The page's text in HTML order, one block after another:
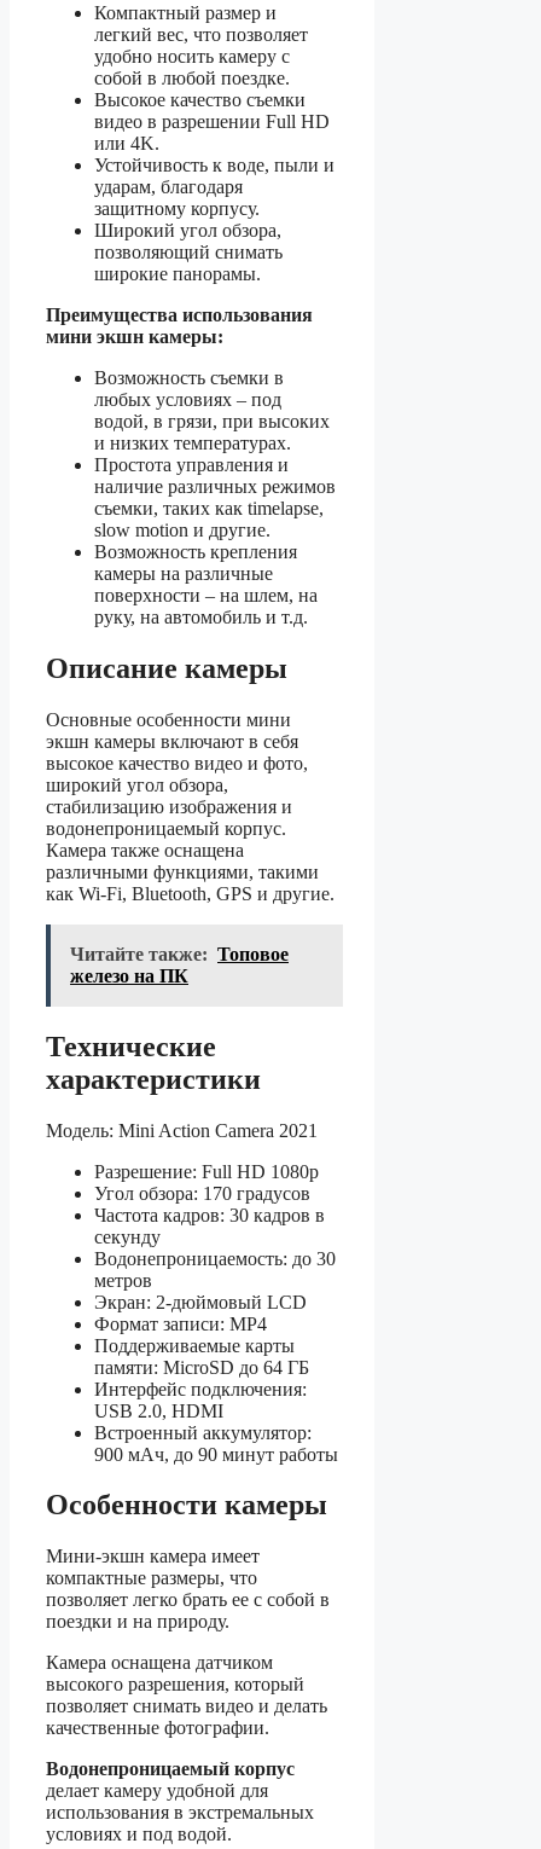
Компактный размер и
легкий вес, что позволяет
удобно носить камеру с
собой в любой поездке.
Высокое качество съемки
видео в разрешении Full HD
или 4K.
Устойчивость к воде, пыли и
ударам, благодаря
защитному корпусу.
Широкий угол обзора,
позволяющий снимать
широкие панорамы.
Преимущества использования
мини экшн камеры:
Возможность съемки в
любых условиях – под
водой, в грязи, при высоких
и низких температурах.
Простота управления и
наличие различных режимов
съемки, таких как timelapse,
slow motion и другие.
Возможность крепления
камеры на различные
поверхности – на шлем, на
руку, на автомобиль и т.д.
Описание камеры
Основные особенности мини
экшн камеры включают в себя
высокое качество видео и фото,
широкий угол обзора,
стабилизацию изображения и
водонепроницаемый корпус.
Камера также оснащена
различными функциями, такими
как Wi-Fi, Bluetooth, GPS и другие.
Читайте также: Топовое
железо на ПК
Технические
характеристики
Модель: Mini Action Camera 2021
Разрешение: Full HD 1080p
Угол обзора: 170 градусов
Частота кадров: 30 кадров в
секунду
Водонепроницаемость: до 30
метров
Экран: 2-дюймовый LCD
Формат записи: MP4
Поддерживаемые карты
памяти: MicroSD до 64 ГБ
Интерфейс подключения:
USB 2.0, HDMI
Встроенный аккумулятор:
900 мАч, до 90 минут работы
Особенности камеры
Мини-экшн камера имеет
компактные размеры, что
позволяет легко брать ее с собой в
поездки и на природу.
Камера оснащена датчиком
высокого разрешения, который
позволяет снимать видео и делать
качественные фотографии.
Водонепроницаемый корпус
делает камеру удобной для
использования в экстремальных
условиях и под водой.